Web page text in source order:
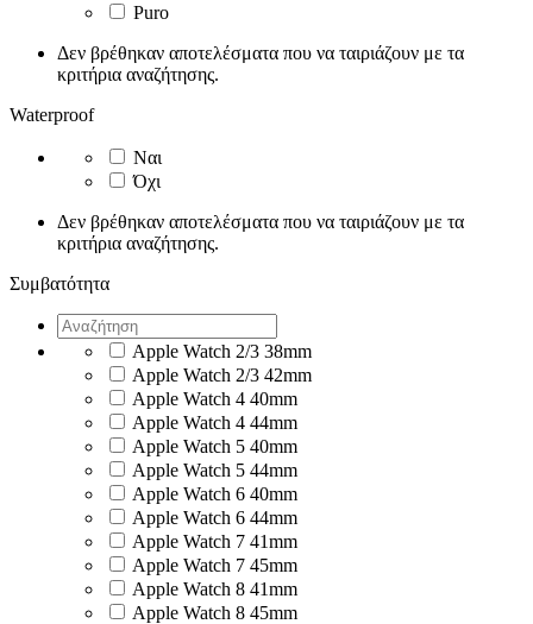
Puro
Δεν βρέθηκαν αποτελέσματα που να ταιριάζουν με τα
κριτήρια αναζήτησης.
Waterproof
Ναι
Όχι
Δεν βρέθηκαν αποτελέσματα που να ταιριάζουν με τα
κριτήρια αναζήτησης.
Συμβατότητα
Apple Watch 2/3 38mm
Apple Watch 2/3 42mm
Apple Watch 4 40mm
Apple Watch 4 44mm
Apple Watch 5 40mm
Apple Watch 5 44mm
Apple Watch 6 40mm
Apple Watch 6 44mm
Apple Watch 7 41mm
Apple Watch 7 45mm
Apple Watch 8 41mm
Apple Watch 8 45mm